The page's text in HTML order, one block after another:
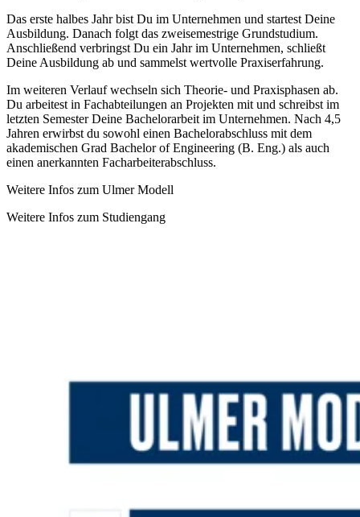
Das erste halbes Jahr bist Du im Unternehmen und startest Deine
Ausbildung. Danach folgt das zweisemestrige Grundstudium.
Anschließend verbringst Du ein Jahr im Unternehmen, schließt
Deine Ausbildung ab und sammelst wertvolle Praxiserfahrung.
Im weiteren Verlauf wechseln sich Theorie- und Praxisphasen ab.
Du arbeitest in Fachabteilungen an Projekten mit und schreibst im
letzten Semester Deine Bachelorarbeit im Unternehmen. Nach 4,5
Jahren erwirbst du sowohl einen Bachelorabschluss mit dem
akademischen Grad Bachelor of Engineering (B. Eng.) als auch
einen anerkannten Facharbeiterabschluss.
Weitere Infos zum Ulmer Modell
Weitere Infos zum Studiengang